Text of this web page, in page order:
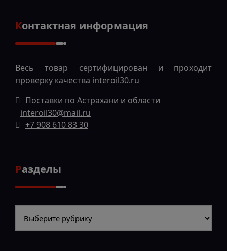
Контактная информация
Весь товар сертифицирован и проходит
проверку качества interoil30.ru
Поставки по Астрахани и области
interoil30@mail.ru
+7 908 610 83 30
Разделы